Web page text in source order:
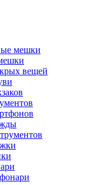
мешки
вещей